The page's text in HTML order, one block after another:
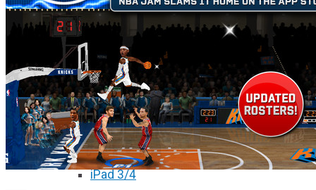
iPhone 12 mini
iPhone 12
iPhone 12 Pro
iPhone 12 Pro Max
Ремонт iPad
iPad 2
iPad 3/4